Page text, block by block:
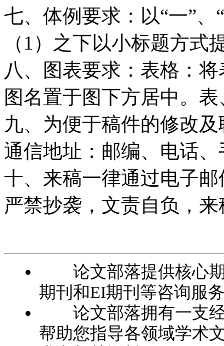
七、体例要求：以“一”、
（1）之下以小标题方式
八、图表要求：表格：
图名置于图下方居中。
九、为便于稿件的修改
通信地址：邮编、电话
十、来稿一律通过电子
严禁抄袭，文责自负，
论文部落提供核心期
期刊和EI期刊等咨询服
论文部落拥有一支经
帮助您指导各领域学术